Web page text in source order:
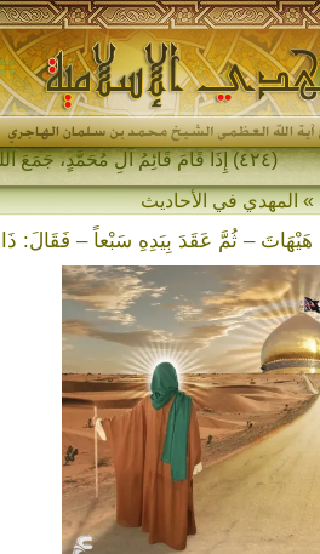
(٤٢٤) إِذَا قَامَ قَائِمُ آلِ مُحَمَّدٍ، جَمَعَ اللهُ لَهُ أَهْلَ المَشْرِقِ وَأ-
» المهدي في الأحاديث